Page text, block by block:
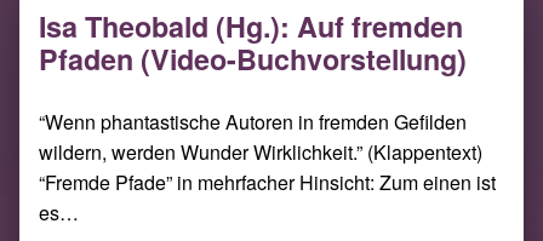
Isa Theobald (Hg.): Auf fremden
Pfaden (Video-Buchvorstellung)
“Wenn phantastische Autoren in fremden Gefilden
wildern, werden Wunder Wirklichkeit.” (Klappentext)
“Fremde Pfade” in mehrfacher Hinsicht: Zum einen ist
es…